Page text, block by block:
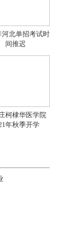
河北单招考试时
间推迟
柯棣华医学院
年秋季开学